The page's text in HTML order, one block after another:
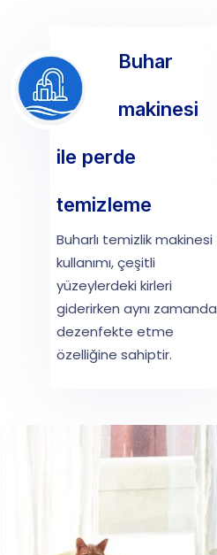
Buhar
makinesi
ile perde
temizleme
Buharlı temizlik makinesi
kullanımı, çeşitli
yüzeylerdeki kirleri
giderirken aynı zamanda
dezenfekte etme
özelliğine sahiptir.